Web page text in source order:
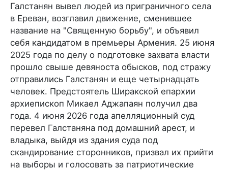
Галстанян вывел людей из приграничного села
в Ереван, возглавил движение, сменившее
название на "Священную борьбу", и объявил
себя кандидатом в премьеры Армения. 25 июня
2025 года по делу о подготовке захвата власти
прошло свыше девяноста обысков, под стражу
отправились Галстанян и еще четырнадцать
человек. Предстоятель Ширакской епархии
архиепископ Микаел Аджапаян получил два
года. 4 июня 2026 года апелляционный суд
перевел Галстаняна под домашний арест, и
владыка, выйдя из здания суда под
скандирование сторонников, призвал их прийти
на выборы и голосовать за патриотические